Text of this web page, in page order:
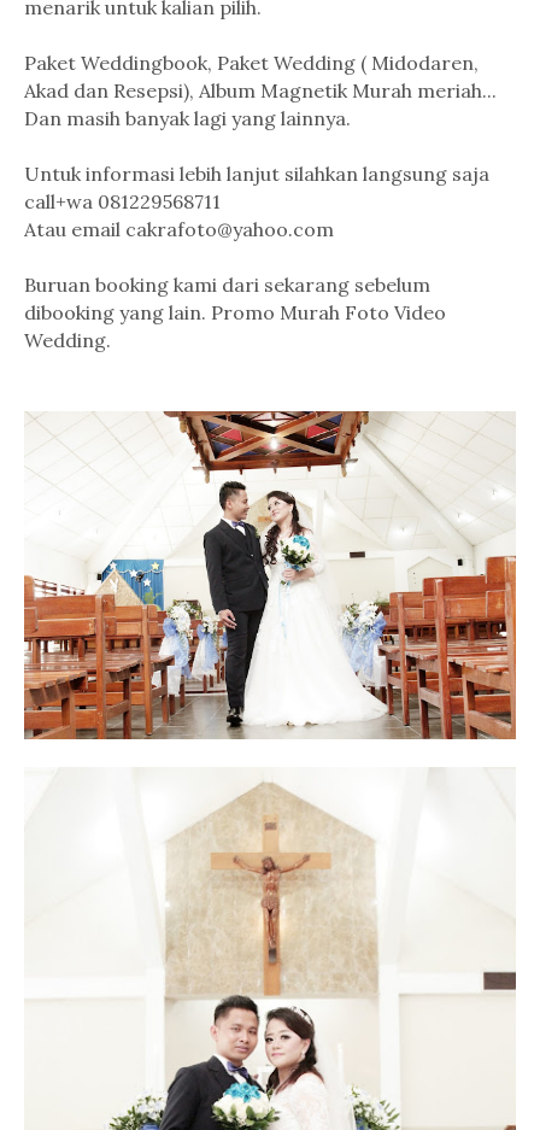
menarik untuk kalian pilih.
Paket Weddingbook, Paket Wedding ( Midodaren,
Akad dan Resepsi), Album Magnetik Murah meriah...
Dan masih banyak lagi yang lainnya.
Untuk informasi lebih lanjut silahkan langsung saja
call+wa 081229568711
Atau email cakrafoto@yahoo.com
Buruan booking kami dari sekarang sebelum
dibooking yang lain. Promo Murah Foto Video
Wedding.